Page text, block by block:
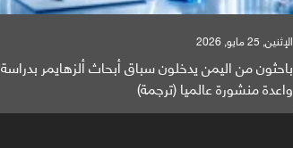
الإثنين, 25 مايو, 2026
باحثون من اليمن يدخلون سباق أبحاث ألزهايمر بدراسة
واعدة منشورة عالميا (ترجمة)